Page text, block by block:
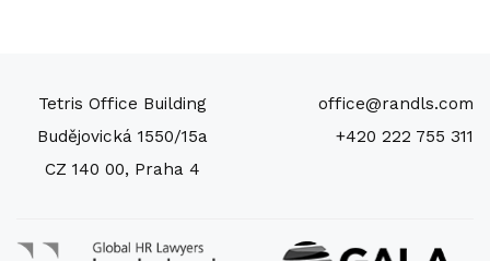
Tetris Office Building
Budějovická 1550/15a
CZ 140 00, Praha 4
office@randls.com
+420 222 755 311